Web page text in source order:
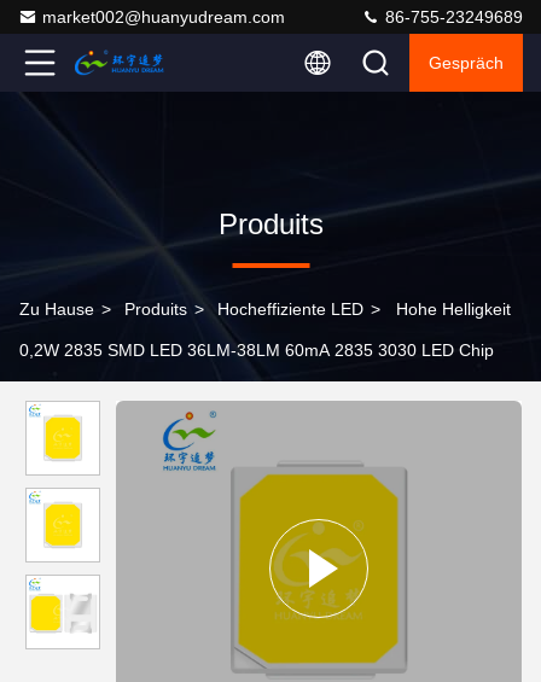
market002@huanyudream.com 86-755-23249689
Gespräch
Produits
Zu Hause > Produits > Hocheffiziente LED > Hohe Helligkeit
0,2W 2835 SMD LED 36LM-38LM 60mA 2835 3030 LED Chip